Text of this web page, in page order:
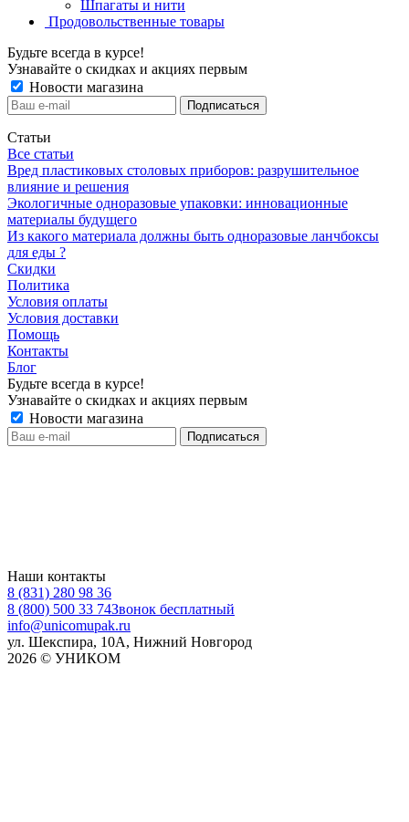
Шпагаты и нити
Продовольственные товары
Будьте всегда в курсе!
Узнавайте о скидках и акциях первым
Новости магазина
Статьи
Все статьи
Вред пластиковых столовых приборов: разрушительное
влияние и решения
Экологичные одноразовые упаковки: инновационные
материалы будущего
Из какого материала должны быть одноразовые ланчбоксы
для еды ?
Скидки
Политика
Условия оплаты
Условия доставки
Помощь
Контакты
Блог
Будьте всегда в курсе!
Узнавайте о скидках и акциях первым
Новости магазина
Наши контакты
8 (831) 280 98 36
8 (800) 500 33 74Звонок бесплатный
info@unicomupak.ru
ул. Шекспира, 10А, Нижний Новгород
2026 © УНИКОМ